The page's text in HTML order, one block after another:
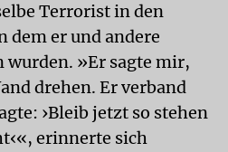
Terrorist in den
dem er und andere
wurden. »Er sagte mir,
drehen. Er verband
›Bleib jetzt so stehen
erinnerte sich